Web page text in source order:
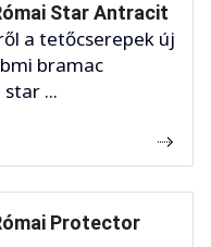
Star Antracit
a tetőcserepek új
bramac
...
Protector